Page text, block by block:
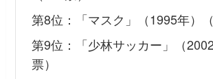
第8位：「マスク」（1995年）（
第9位：「少林サッカー」（
票）